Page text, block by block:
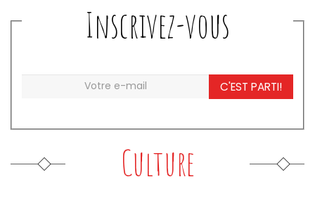
Inscrivez-vous
C'EST PARTI!
Culture